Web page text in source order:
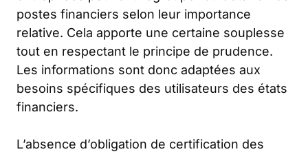
postes financiers selon leur importance
relative. Cela apporte une certaine souplesse
tout en respectant le principe de prudence.
Les informations sont donc adaptées aux
besoins spécifiques des utilisateurs des états
financiers.
L’absence d’obligation de certification des